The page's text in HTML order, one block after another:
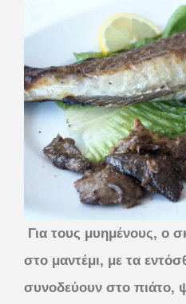
Για τους μυημένους, ο
στο μαντέμι, με τα
συνοδεύουν στο πιάτο,